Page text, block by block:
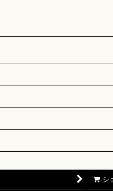
シ